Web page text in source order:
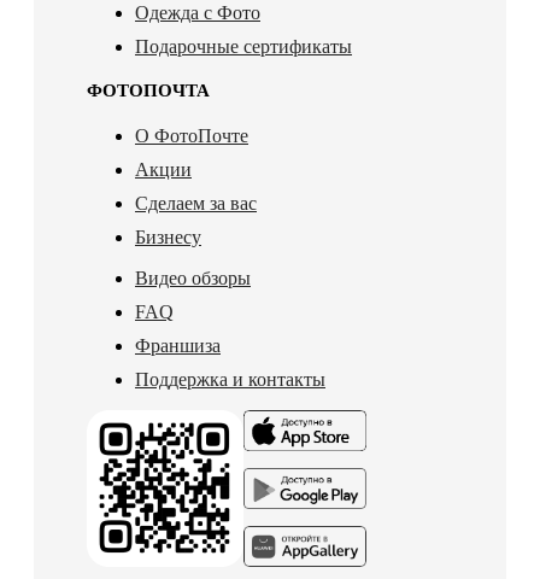
Одежда с Фото
Подарочные сертификаты
ФОТОПОЧТА
О ФотоПочте
Акции
Сделаем за вас
Бизнесу
Видео обзоры
FAQ
Франшиза
Поддержка и контакты